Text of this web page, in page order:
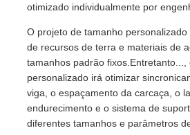
otimizado individualmente por
O projeto de tamanho
de recursos de terra e materiais de
tamanhos padrão
personalizado irá otimizar
viga, o espaçamento da carcaça, o
endurecimento e o sistema de
diferentes tamanhos e parâmetros